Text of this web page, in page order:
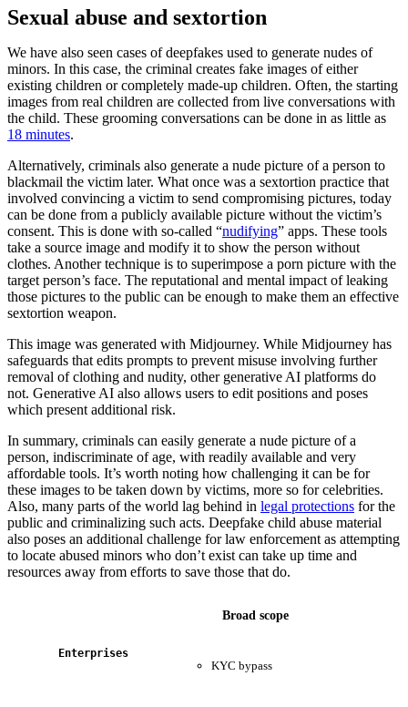
Sexual abuse and sextortion
We have also seen cases of deepfakes used to generate nudes of
minors. In this case, the criminal creates fake images of either
existing children or completely made-up children. Often, the starting
images from real children are collected from live conversations with
the child. These grooming conversations can be done in as little as
18 minutes.
Alternatively, criminals also generate a nude picture of a person to
blackmail the victim later. What once was a sextortion practice that
involved convincing a victim to send compromising pictures, today
can be done from a publicly available picture without the victim’s
consent. This is done with so-called “nudifying” apps. These tools
take a source image and modify it to show the person without
clothes. Another technique is to superimpose a porn picture with the
target person’s face. The reputational and mental impact of leaking
those pictures to the public can be enough to make them an effective
sextortion weapon.
This image was generated with Midjourney. While Midjourney has
safeguards that edits prompts to prevent misuse involving further
removal of clothing and nudity, other generative AI platforms do
not. Generative AI also allows users to edit positions and poses
which present additional risk.
In summary, criminals can easily generate a nude picture of a
person, indiscriminate of age, with readily available and very
affordable tools. It’s worth noting how challenging it can be for
these images to be taken down by victims, more so for celebrities.
Also, many parts of the world lag behind in legal protections for the
public and criminalizing such acts. Deepfake child abuse material
also poses an additional challenge for law enforcement as attempting
to locate abused minors who don’t exist can take up time and
resources away from efforts to save those that do.
Broad scope
Enterprises
KYC bypass